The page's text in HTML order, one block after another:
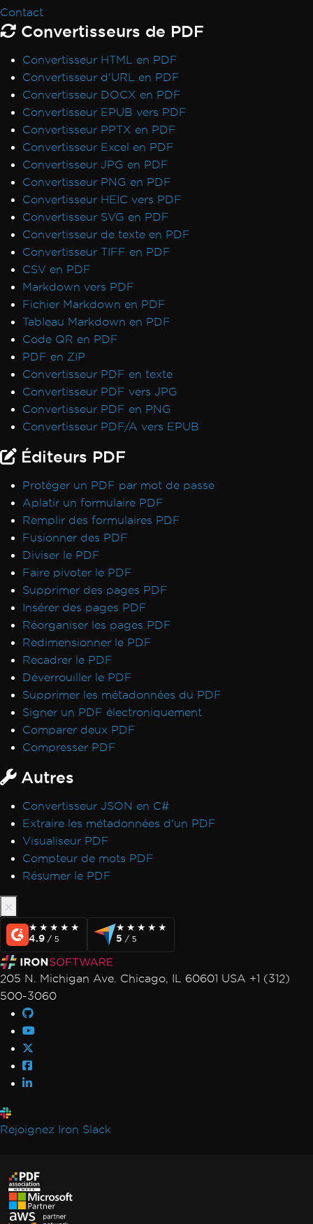
v2025.5.6
.NET Framework plante avec Prefer32Bit
PDF/UA affiche un fond gris
Les emojis ne s'affichent pas
Règles CSS @page vs RenderingOptions
Initialisation correcte de RenderingOptions
Disparités de police : Windows vs Linux
Incorporation de polices personnalisées sous
Linux
Extraction de texte hors ordre
Validation de licence ASP.NET Web Forms
La connexion Docker d'IronPdfEngine
échoue sur macOS ARM
Noms d'auteurs dans les métadonnées PDF
Ajouter des polices en utilisant CSS
Conformité PDF/UA
Erreurs de sauvegarde de chemin virtuel
Signatures CSP et CNG
Transparence et couleur dans PDF-to-Image
Rendu IronPdf.UpdatedChrome
Surveiller la mémoire dans Linux/WSL
Signets via ExtractTextFromPage
Utilisation de la mémoire CEF/Chromium
Polices Adobe en tant que Type 3
Sortie Docker IronPdfEngine
Polices personnalisées dans les champs de
formulaire
Messages d'exception
Accès au chemin 'Global-
IronSoftwareDeploymentGlobal' refusé
502 Mauvaise passerelle
Erreur lors de l'établissement d'une
connexion au serveur de licences
Erreur lors du déploiement des
dépendances de Chrome
Erreur lors du déploiement des
dépendances de Pdfium
Erreur lors de l'ouverture d'un document à
partir de bytes : 'mauvaise allocation'
Échec du déploiement du package NuGet
Code de retour invalide de
IronPDF ne peut pas ouvrir / analyser un
fichier PDF spécifique
Exception native IronPDF
IronPDFAssemblyVersionMismatchException
Service réseau crashé, redémarrage du
Aucune fonction trouvée avec le nom
SetLogEvent avec le code d'erreur (127)
Le registre n'est pas supporté sur cette
plateforme
Délai dépassé lors du rendu du PDF
Exceptions de service Windows .NET
Erreur de licence Linux/WSL
Contact
Convertisseurs de PDF
Convertisseur HTML en PDF
Convertisseur d'URL en PDF
Convertisseur DOCX en PDF
Convertisseur EPUB vers PDF
Convertisseur PPTX en PDF
Convertisseur Excel en PDF
Convertisseur JPG en PDF
Convertisseur PNG en PDF
Convertisseur HEIC vers PDF
Convertisseur SVG en PDF
Convertisseur de texte en PDF
Convertisseur TIFF en PDF
CSV en PDF
Markdown vers PDF
Fichier Markdown en PDF
Tableau Markdown en PDF
Code QR en PDF
PDF en ZIP
Convertisseur PDF en texte
Convertisseur PDF vers JPG
Convertisseur PDF en PNG
Convertisseur PDF/A vers EPUB
Éditeurs PDF
Protéger un PDF par mot de passe
Aplatir un formulaire PDF
Remplir des formulaires PDF
Fusionner des PDF
Diviser le PDF
Faire pivoter le PDF
Supprimer des pages PDF
Insérer des pages PDF
Réorganiser les pages PDF
Redimensionner le PDF
Recadrer le PDF
Déverrouiller le PDF
Supprimer les métadonnées du PDF
Signer un PDF électroniquement
Comparer deux PDF
Compresser PDF
Autres
Convertisseur JSON en C#
Extraire les métadonnées d'un PDF
Visualiseur PDF
Compteur de mots PDF
Résumer le PDF
★★★★★
★★★★★
4.9 / 5
★★★★★
★★★★★
5 / 5
205 N. Michigan Ave. Chicago, IL 60601 USA +1 (312)
500-3060
Rejoignez Iron Slack